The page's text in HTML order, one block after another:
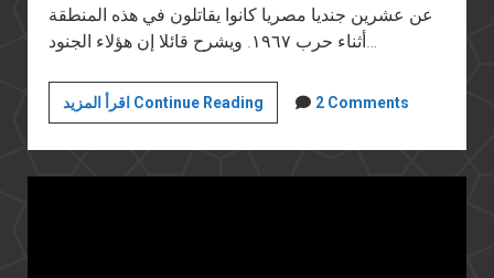
عن عشرين جنديا مصريا كانوا يقاتلون في هذه المنطقة
اقرأ المزيد Continue Readingكيف
نكرم
جنود
الصاعقة
2 Comments